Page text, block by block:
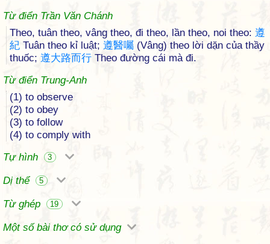
Từ điển Trần Văn Chánh
Theo, tuân theo, vâng theo, đi theo, lần theo, noi theo: 遵
紀 Tuân theo kỉ luật; 遵醫囑 (Vâng) theo lời dặn của thầy
thuốc; 遵大路而行 Theo đường cái mà đi.
Từ điển Trung-Anh
(1) to observe
(2) to obey
(3) to follow
(4) to comply with
Tự hình
3
Dị thể 5
Từ ghép 19
Một số bài thơ có sử dụng